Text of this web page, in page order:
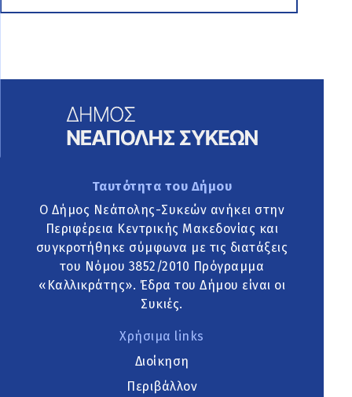
Ταυτότητα του Δήμου
Ο Δήμος Νεάπολης-Συκεών ανήκει στην
Περιφέρεια Κεντρικής Μακεδονίας και
συγκροτήθηκε σύμφωνα με τις διατάξεις
του Νόμου 3852/2010 Πρόγραμμα
«Καλλικράτης». Έδρα του Δήμου είναι οι
Συκιές.
Χρήσιμα links
Διοίκηση
Περιβάλλον